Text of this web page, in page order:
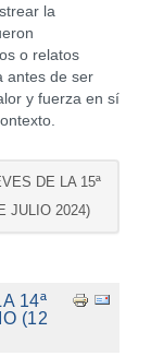
la
o relatos
antes de ser
y fuerza en sí
DE LA 15ª
JULIO 2024)
14ª
(12